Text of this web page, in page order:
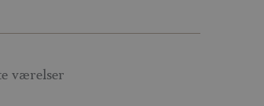
værelser